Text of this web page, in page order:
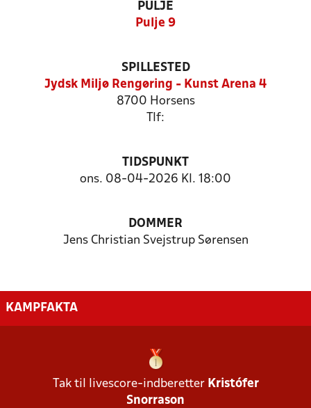
PULJE
Pulje 9
SPILLESTED
Jydsk Miljø Rengøring - Kunst Arena 4
8700 Horsens
Tlf:
TIDSPUNKT
ons. 08-04-2026 Kl. 18:00
DOMMER
Jens Christian Svejstrup Sørensen
KAMPFAKTA
Tak til livescore-indberetter Kristófer
Snorrason